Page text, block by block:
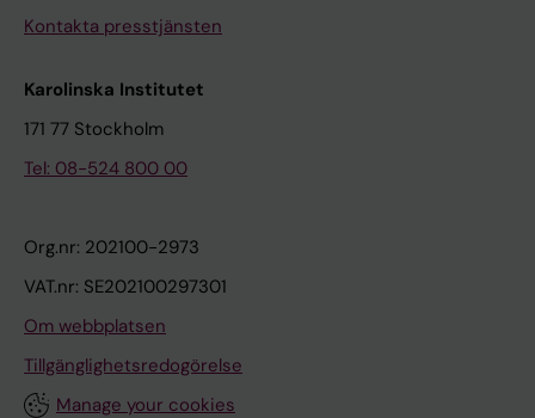
Kontakta presstjänsten
Karolinska Institutet
171 77 Stockholm
Tel: 08-524 800 00
Org.nr: 202100-2973
VAT.nr: SE202100297301
Om webbplatsen
Tillgänglighetsredogörelse
Manage your cookies